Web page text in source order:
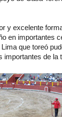
y excelente
en importantes
que toreó
importantes de la